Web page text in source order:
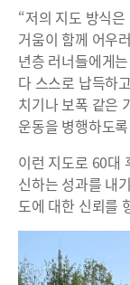
“저의 지도 방식
거움이 함께 어우
년층 러너들에게
다 스스로 납득하
치기나 보폭 같은
운동을 병행하도
이런 지도로 60대
신하는 성과를 내
도에 대한 신뢰를